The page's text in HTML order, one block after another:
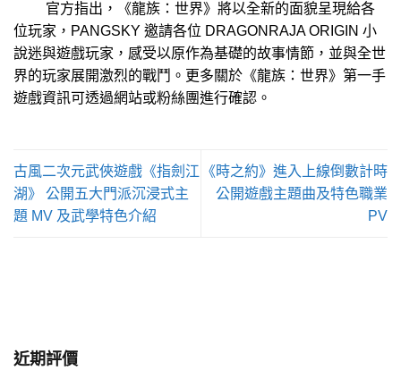
官方指出，《龍族：世界》將以全新的面貌呈現給各
位玩家，PANGSKY 邀請各位 DRAGONRAJA ORIGIN 小
說迷與遊戲玩家，感受以原作為基礎的故事情節，並與全世
界的玩家展開激烈的戰鬥。更多關於《龍族：世界》第一手
遊戲資訊可透過網站或粉絲團進行確認。
古風二次元武俠遊戲《指劍江
湖》 公開五大門派沉浸式主
題 MV 及武學特色介紹
《時之約》進入上線倒數計時
公開遊戲主題曲及特色職業
PV
近期評價